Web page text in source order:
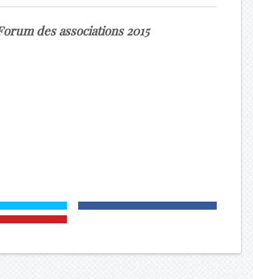
des associations 2015